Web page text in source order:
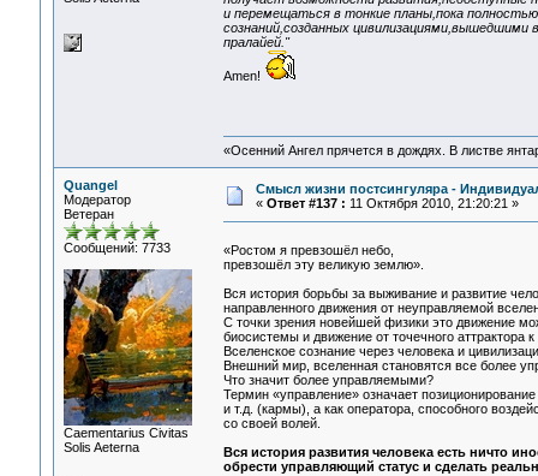
и перемещаться в тонкие планы,пока
сознаний,созданных
пралайей."
Amen!
«Осенний Ангел прячется в дождях. В листве
Quangel
Модератор
Ветеран
Сообщений: 7733
Сaementarius Civitas
Solis Aeterna
Смысл жизни постсингуляра -
« Ответ #137 : 11 Октября 2010, 21:20:21 »
«Ростом я превзошёл небо,
превзошёл эту великую землю».
Вся история борьбы за выживание и развитие
направленного движения от неуправляемой
С точки зрения новейшей физики это движение
биосистемы и движение от точечного аттрактора
Вселенское сознание через человека и
Внешний мир, вселенная становятся все более
Что значит более управляемыми?
Термин «управление» означает
и т.д. (кармы), а как оператора, способного
со своей волей.
Вся история развития человека есть ничто
обрести управляющий статус и сделать